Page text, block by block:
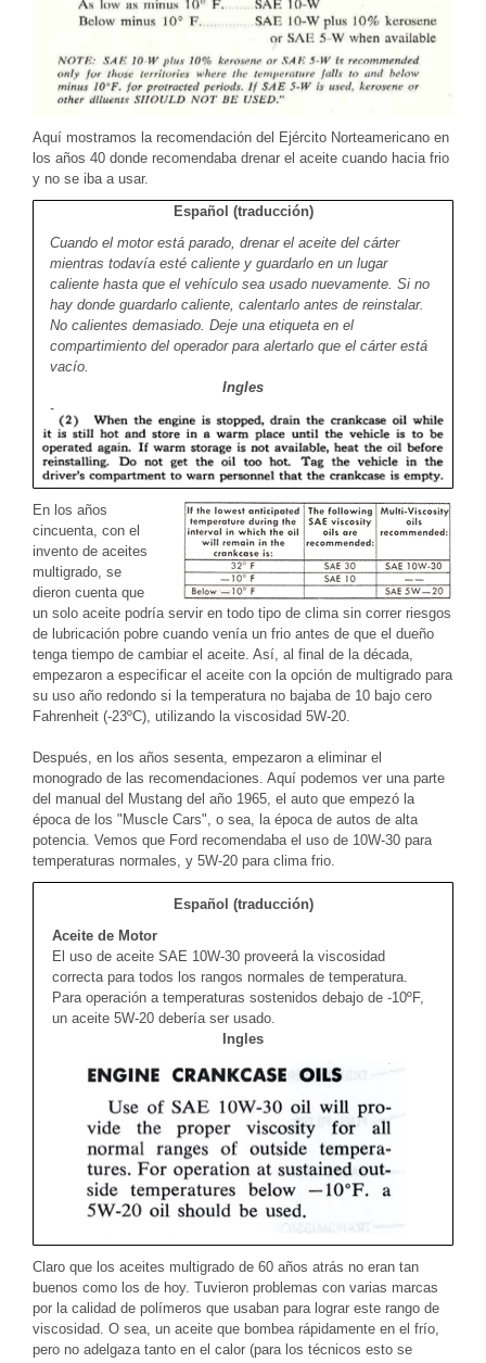
Aquí mostramos la recomendación del Ejército Norteamericano en
los años 40 donde recomendaba drenar el aceite cuando hacia frio
y no se iba a usar.
Español (traducción)
Cuando el motor está parado, drenar el aceite del cárter
mientras todavía esté caliente y guardarlo en un lugar
caliente hasta que el vehículo sea usado nuevamente. Si no
hay donde guardarlo caliente, calentarlo antes de reinstalar.
No calientes demasiado. Deje una etiqueta en el
compartimiento del operador para alertarlo que el cárter está
vacío.
Ingles
En los años
cincuenta, con el
invento de aceites
multigrado, se
dieron cuenta que
un solo aceite podría servir en todo tipo de clima sin correr riesgos
de lubricación pobre cuando venía un frio antes de que el dueño
tenga tiempo de cambiar el aceite. Así, al final de la década,
empezaron a especificar el aceite con la opción de multigrado para
su uso año redondo si la temperatura no bajaba de 10 bajo cero
Fahrenheit (-23ºC), utilizando la viscosidad 5W-20.
Después, en los años sesenta, empezaron a eliminar el
monogrado de las recomendaciones. Aquí podemos ver una parte
del manual del Mustang del año 1965, el auto que empezó la
época de los "Muscle Cars", o sea, la época de autos de alta
potencia. Vemos que Ford recomendaba el uso de 10W-30 para
temperaturas normales, y 5W-20 para clima frio.
Español (traducción)
Aceite de Motor
El uso de aceite SAE 10W-30 proveerá la viscosidad
correcta para todos los rangos normales de temperatura.
Para operación a temperaturas sostenidos debajo de -10ºF,
un aceite 5W-20 debería ser usado.
Ingles
Claro que los aceites multigrado de 60 años atrás no eran tan
buenos como los de hoy. Tuvieron problemas con varias marcas
por la calidad de polímeros que usaban para lograr este rango de
viscosidad. O sea, un aceite que bombea rápidamente en el frío,
pero no adelgaza tanto en el calor (para los técnicos esto se